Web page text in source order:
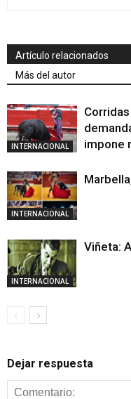
Artículo relacionados
Más del autor
INTERNACIONAL
impone
INTERNACIONAL
INTERNACIONAL
Viñeta:
Dejar respuesta